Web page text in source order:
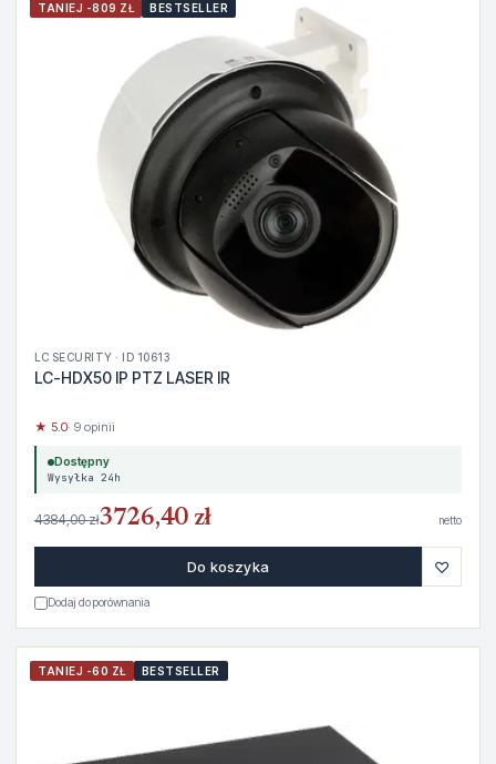
TANIEJ -809 ZŁ BESTSELLER
LC SECURITY · ID 10613
LC-HDX50 IP PTZ LASER IR
★ 5.0· 9 opinii
Dostępny
Wysyłka 24h
4384,00 zł3726,40 zł netto
Do koszyka ♡
Dodaj do porównania
TANIEJ -60 ZŁ BESTSELLER